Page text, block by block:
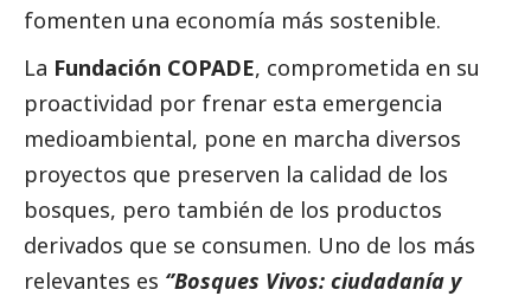
fomenten una economía más sostenible.
La Fundación COPADE, comprometida en su
proactividad por frenar esta emergencia
medioambiental, pone en marcha diversos
proyectos que preserven la calidad de los
bosques, pero también de los productos
derivados que se consumen. Uno de los más
relevantes es ‘’Bosques Vivos: ciudadanía y